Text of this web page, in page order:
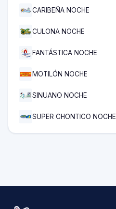
CARIBEÑA NOCHE
CULONA NOCHE
FANTÁSTICA NOCHE
MOTILÓN NOCHE
SINUANO NOCHE
SUPER CHONTICO NOCHE